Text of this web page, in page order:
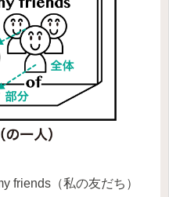
friends（私の友だち）